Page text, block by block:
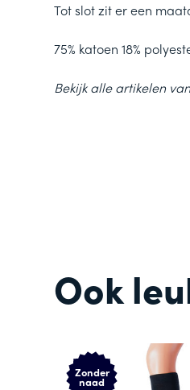
Tot slot zit er een
75% katoen 18%
Bekijk alle artikelen van
Ook
Zonder
naad